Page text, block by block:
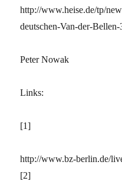
http://www.heise.de/tp/
deutschen-Van-der-
Peter Nowak
Links:
[1]
http://www.bz-berlin.de/
[2]